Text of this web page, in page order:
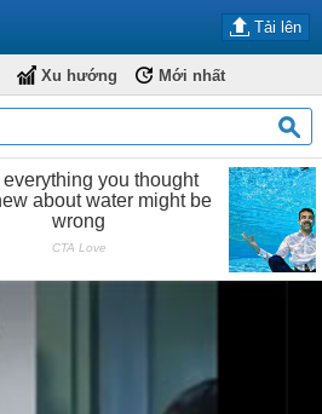
Tải lên
Xu hướng Mới nhất